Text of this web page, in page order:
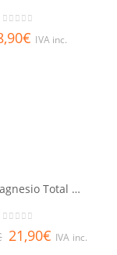
0 out of 5
€ IVA inc.
IVB Magnesio Total 60 cáps
out of 5
21,90€ IVA inc.